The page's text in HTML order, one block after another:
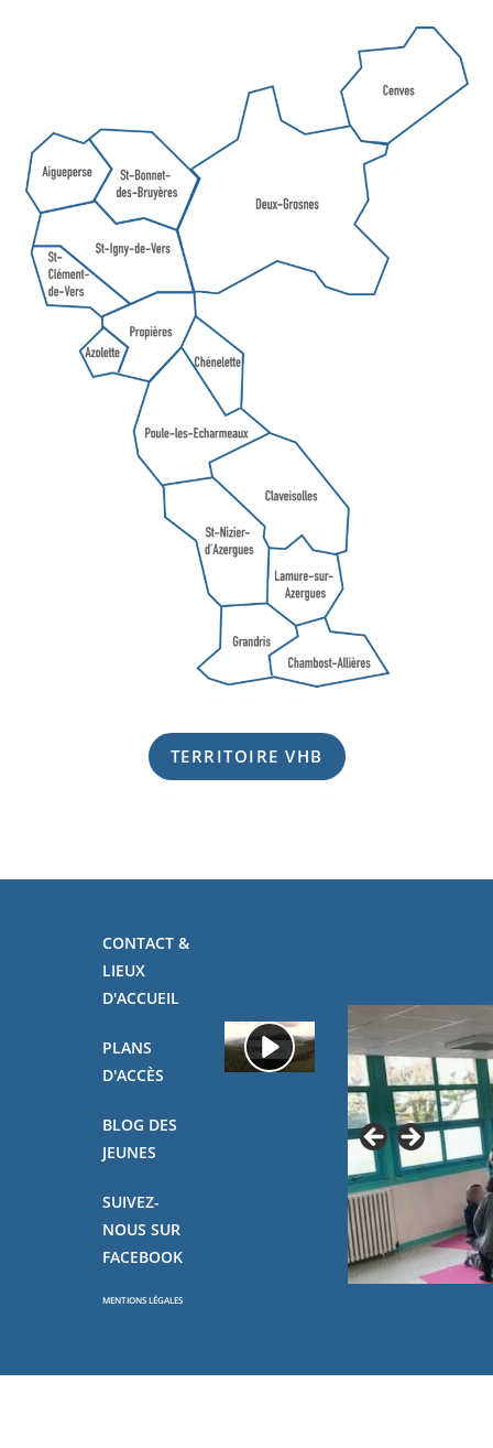
TERRITOIRE VHB
CONTACT &
LIEUX
D'ACCUEIL
PLANS
D'ACCÈS
BLOG DES
JEUNES
SUIVEZ-
NOUS SUR
FACEBOOK
MENTIONS LÉGALES